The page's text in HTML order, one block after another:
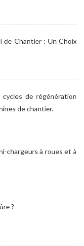
de Chantier : Un Choix
de régénération
de chantier.
chargeurs à roues et à
?